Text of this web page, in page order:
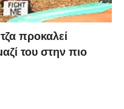
προκαλεί
του στην πιο